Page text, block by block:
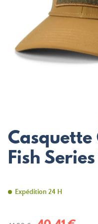
Fish
Expédition 24 H